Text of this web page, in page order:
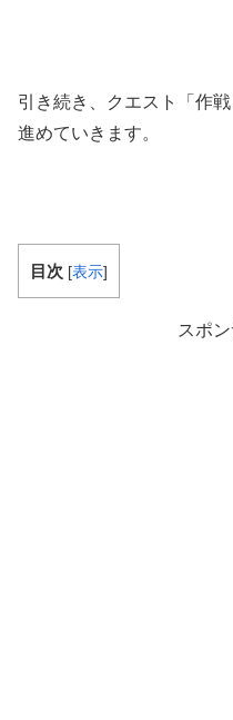
引き続き、クエスト「作
進めていきます。
目次 [表示]
スポ